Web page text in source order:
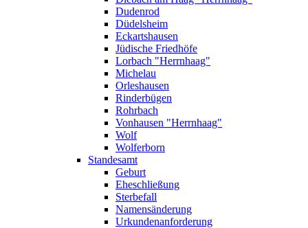
Dudenrod
Düdelsheim
Eckartshausen
Jüdische Friedhöfe
Lorbach "Herrnhaag"
Michelau
Orleshausen
Rinderbügen
Rohrbach
Vonhausen "Herrnhaag"
Wolf
Wolferborn
Standesamt
Geburt
Eheschließung
Sterbefall
Namensänderung
Urkundenanforderung